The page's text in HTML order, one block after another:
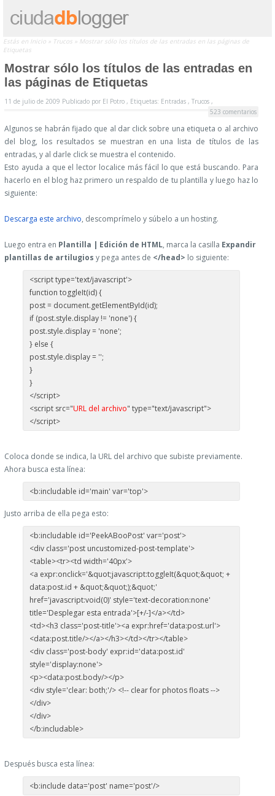
Estás en Inicio » Trucos » Mostrar sólo los títulos de las entradas en las páginas de
Etiquetas
Mostrar sólo los títulos de las entradas en
las páginas de Etiquetas
11 de julio de 2009 Publicado por El Potro , Etiquetas: Entradas , Trucos
523 comentarios
,
Algunos se habrán fijado que al dar click sobre una etiqueta o al archivo
del blog, los resultados se muestran en una lista de títulos de las
entradas, y al darle click se muestra el contenido.
Esto ayuda a que el lector localice más fácil lo que está buscando. Para
hacerlo en el blog haz primero un respaldo de tu plantilla y luego haz lo
siguiente:
Descarga este archivo, descomprímelo y súbelo a un hosting.
Luego entra en Plantilla | Edición de HTML, marca la casilla Expandir
plantillas de artilugios y pega antes de </head> lo siguiente:
<script type='text/javascript'>
function toggleIt(id) {
post = document.getElementById(id);
if (post.style.display != 'none') {
post.style.display = 'none';
} else {
post.style.display = '';
}
}
</script>
<script src="URL del archivo" type="text/javascript">
</script>
Coloca donde se indica, la URL del archivo que subiste previamente.
Ahora busca esta línea:
<b:includable id='main' var='top'>
Justo arriba de ella pega esto:
<b:includable id='PeekABooPost' var='post'>
<div class='post uncustomized-post-template'>
<table><tr><td width='40px'>
<a expr:onclick='&quot;javascript:toggleIt(&quot;&quot; +
data:post.id + &quot;&quot;);&quot;'
href='javascript:void(0)' style='text-decoration:none'
title='Desplegar esta entrada'>[+/-]</a></td>
<td><h3 class='post-title'><a expr:href='data:post.url'>
<data:post.title/></a></h3></td></tr></table>
<div class='post-body' expr:id='data:post.id'
style='display:none'>
<p><data:post.body/></p>
<div style='clear: both;'/> <!-- clear for photos floats -->
</div>
</div>
</b:includable>
Después busca esta línea:
<b:include data='post' name='post'/>